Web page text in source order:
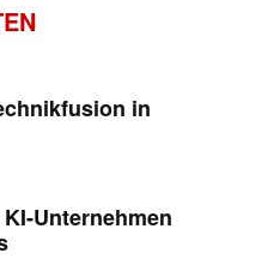
in
Unternehmen